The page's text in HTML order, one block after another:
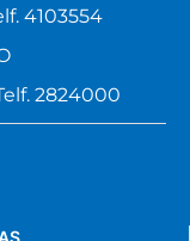
2824000